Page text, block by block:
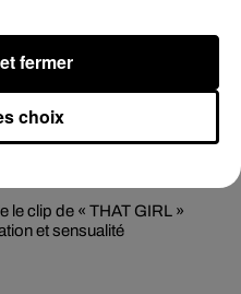
bien entouré dans son
le clip de « THAT GIRL »
et sensualité
choix
fermer